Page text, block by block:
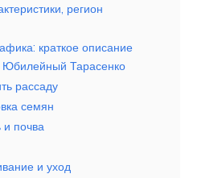
регион
краткое описание
Юбилейный Тарасенко
рассаду
семян
и почва
и уход